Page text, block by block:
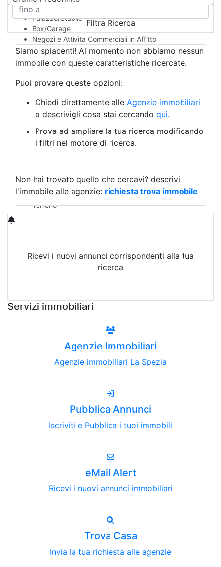
Multiproprietà
Palazzo/Stabile
Box/Garage
Negozi e Attivita Commerciali in Affitto
Qualsiasi
Attività/Licenza Commerciale
Azienda Agricola
Bar/Ristorante
Albergo
Laboratorio Artigianale
Negozio/locale commerciale
Agriturismo
Magazzini
Qualsiasi
Terreno edificabile
Terreno
Filtra Ricerca
Siamo spiacenti! Al momento non abbiamo nessun
immobile con queste caratteristiche ricercate.
Puoi provare queste opzioni:
Chiedi direttamente alle Agenzie immobiliari
o descrivigli cosa stai cercando qui.
Prova ad ampliare la tua ricerca modificando
i filtri nel motore di ricerca.
Non hai trovato quello che cercavi? descrivi
l'immobile alle agenzie: richiesta trova immobile
Ricevi i nuovi annunci corrispondenti alla tua
ricerca
Servizi immobiliari
Agenzie Immobiliari
Agenzie immobiliari La Spezia
Pubblica Annunci
Iscriviti e Pubblica i tuoi immobili
eMail Alert
Ricevi i nuovi annunci immobiliari
Trova Casa
Invia la tua richiesta alle agenzie